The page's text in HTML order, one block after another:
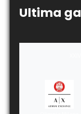
Ultima